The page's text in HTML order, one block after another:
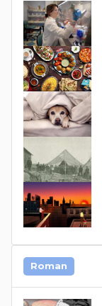
Roman